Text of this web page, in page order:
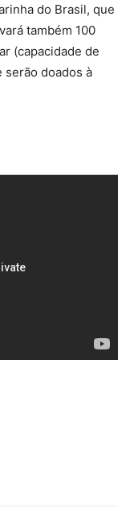
do Brasil, que
também 100
(capacidade de
serão doados à